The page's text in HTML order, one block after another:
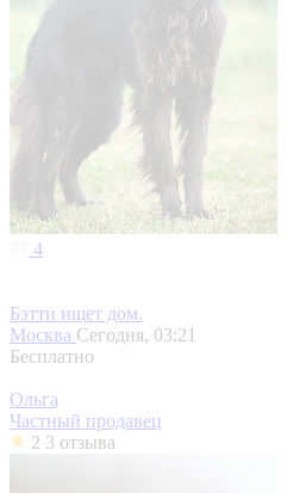
4
Бэтти ищет дом.
Москва Сегодня, 03:21
Бесплатно
Ольга
Частный продавец
2 3 отзыва